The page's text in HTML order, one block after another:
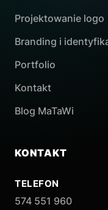
Projektowanie logo
Branding i
Portfolio
Kontakt
Blog MaTaWi
KONTAKT
TELEFON
574 551 960